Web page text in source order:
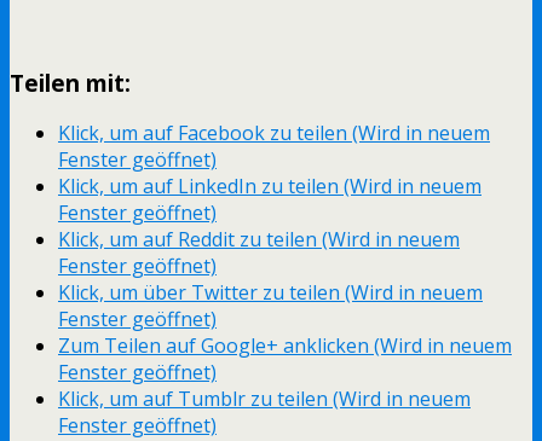
Teilen mit:
Klick, um auf Facebook zu teilen (Wird in neuem
Fenster geöffnet)
Klick, um auf LinkedIn zu teilen (Wird in neuem
Fenster geöffnet)
Klick, um auf Reddit zu teilen (Wird in neuem
Fenster geöffnet)
Klick, um über Twitter zu teilen (Wird in neuem
Fenster geöffnet)
Zum Teilen auf Google+ anklicken (Wird in neuem
Fenster geöffnet)
Klick, um auf Tumblr zu teilen (Wird in neuem
Fenster geöffnet)